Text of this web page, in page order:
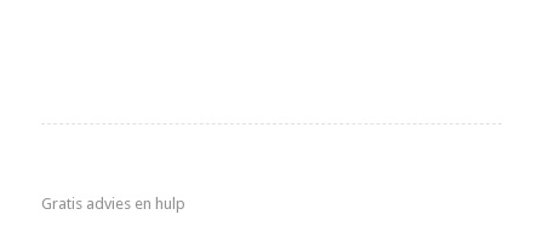
Gratis advies en hulp